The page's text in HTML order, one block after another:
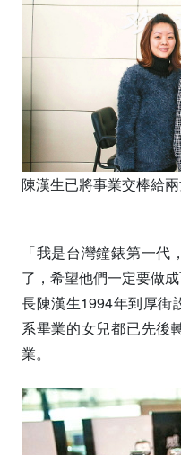
陳漢生已將事業交棒給
「我是台灣鐘錶第一
了，希望他們一定要做
長陳漢生1994年到厚街
系畢業的女兒都已先後
業。